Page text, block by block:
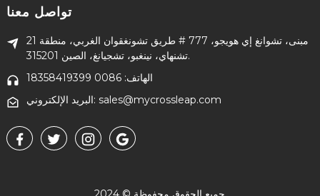
تواصل معنا
21 مبنى، تشوانغ إي هويجو، 777 # طريق تشونغقوان الغربي، منطقة
تشنهاي، نينغبو، تشجيانغ، الصين 315201.
الهاتف: 0086 18358419399
البريد الإلكتروني: sales@mycrossleap.com